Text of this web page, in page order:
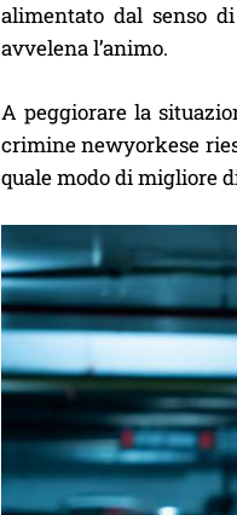
alimentato dal senso
avvelena l’animo.
A peggiorare la
crimine newyorkese
quale modo di migliore